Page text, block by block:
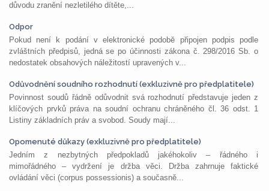
důvodu zranění nezletilého dítěte,...
Odpor
Pokud není k podání v elektronické podobě připojen podpis podle
zvláštních předpisů, jedná se po účinnosti zákona č. 298/2016 Sb. o
nedostatek obsahových náležitostí upravených v...
Odůvodnění soudního rozhodnutí (exkluzivně pro předplatitele)
Povinnost soudů řádně odůvodnit svá rozhodnutí představuje jeden z
klíčových prvků práva na soudní ochranu chráněného čl. 36 odst. 1
Listiny základních práv a svobod. Soudy mají...
Opomenuté důkazy (exkluzivně pro předplatitele)
Jedním z nezbytných předpokladů jakéhokoliv – řádného i
mimořádného – vydržení je držba věci. Držba zahrnuje faktické
ovládání věci (corpus possessionis) a současně...